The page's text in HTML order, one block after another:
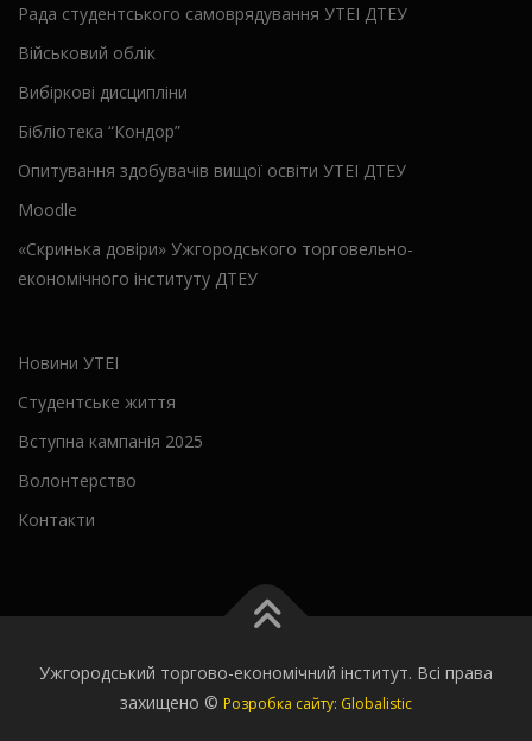
Рада студентського самоврядування УТЕІ ДТЕУ
Військовий облік
Вибіркові дисципліни
Бібліотека “Кондор”
Опитування здобувачів вищої освіти УТЕІ ДТЕУ
Moodle
«Скринька довіри» Ужгородського торговельно-
економічного інституту ДТЕУ
Новини УТЕІ
Студентське життя
Вступна кампанія 2025
Волонтерство
Контакти
Ужгородський торгово-економічний інститут. Всі права
захищено © Розробка сайту: Globalistic